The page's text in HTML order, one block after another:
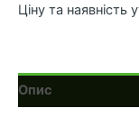
кількість
Ціну та наявність
Опис